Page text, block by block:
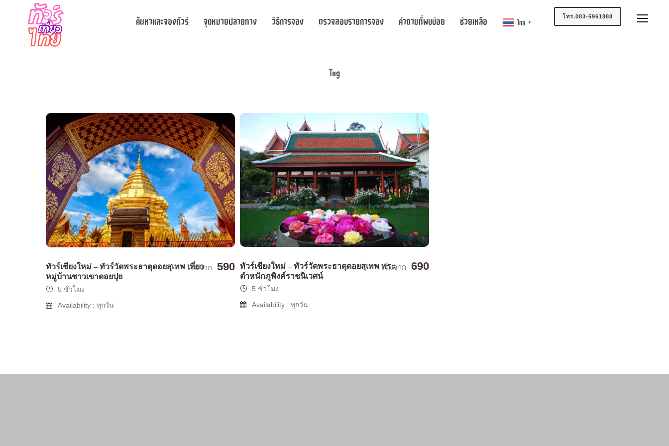
ค้นหาและจองทัวร์ จุดหมายปลายทาง วิธีการจอง ตรวจสอบรายการจอง คำถามที่พบบ่อย ช่วยเหลือ ไทย ▼
โทร.083-5961888
Tag
ทัวร์เชียงใหม่ – ทัวร์วัดพระธาตุดอยสุเทพ เที่ยว
หมู่บ้านชาวเขาดอยปุย
เริ่มจาก 590
5 ชั่วโมง
Availability : ทุกวัน
ทัวร์เชียงใหม่ – ทัวร์วัดพระธาตุดอยสุเทพ พระ
ตำหนักภูพิงค์ราชนิเวศน์
เริ่มจาก 690
5 ชั่วโมง
Availability : ทุกวัน